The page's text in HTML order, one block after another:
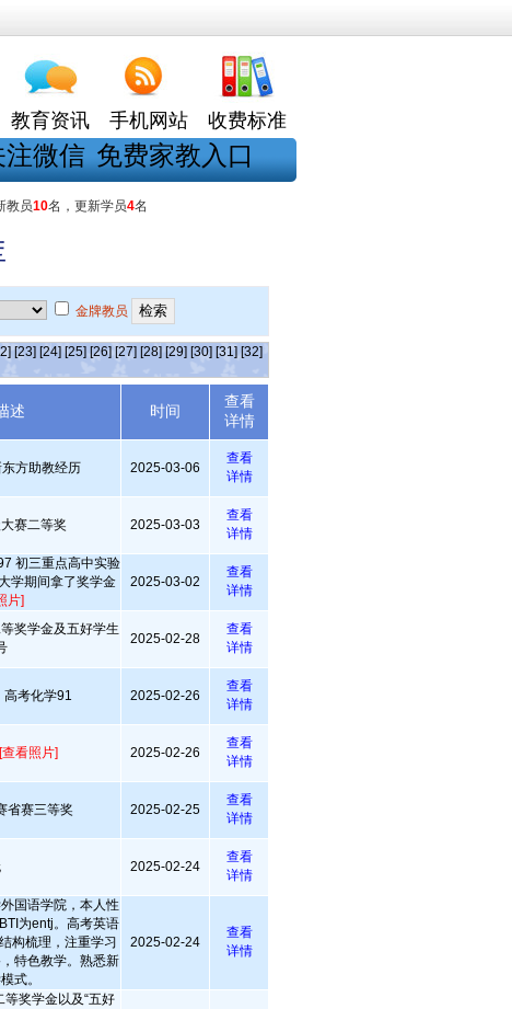
教育资讯 手机网站 收费标准
注微信 免费家教入口
教员10名，更新学员4名
金牌教员
[23] [24] [25] [26] [27] [28] [29] [30] [31] [32]
述 时间
查看
详情
方助教经历 2025-03-06
查看
详情
赛二等奖 2025-03-03
查看
详情
初三重点高中实验
学期间拿了奖学金
片]
2025-03-02
查看
详情
奖学金及五好学生
2025-02-28
查看
详情
高考化学91 2025-02-26
查看
详情
[查看照片] 2025-02-26
查看
详情
省赛三等奖 2025-02-25
查看
详情
2025-02-24
查看
详情
国语学院，本人性
为entj。高考英语
构梳理，注重学习
特色教学。熟悉新
式。
2025-02-24
查看
详情
奖学金以及“五好